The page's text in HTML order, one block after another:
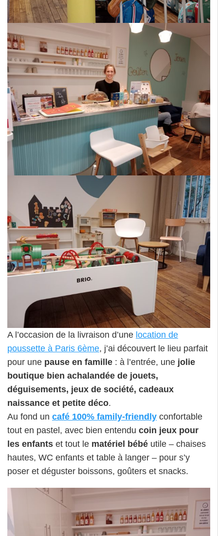
A l’occasion de la livraison d’une location de
poussette à Paris 6ème, j’ai découvert le lieu parfait
pour une pause en famille : à l’entrée, une jolie
boutique bien achalandée de jouets,
déguisements, jeux de société, cadeaux
naissance et petite déco.
Au fond un café 100% family-friendly confortable
tout en pastel, avec bien entendu coin jeux pour
les enfants et tout le matériel bébé utile – chaises
hautes, WC enfants et table à langer – pour s’y
poser et déguster boissons, goûters et snacks.